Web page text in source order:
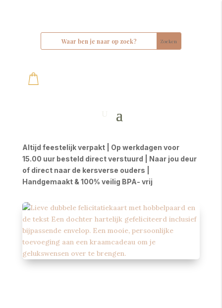
Altijd feestelijk verpakt | Op werkdagen voor
15.00 uur besteld direct verstuurd | Naar jou deur
of direct naar de kersverse ouders |
Handgemaakt & 100% veilig BPA- vrij